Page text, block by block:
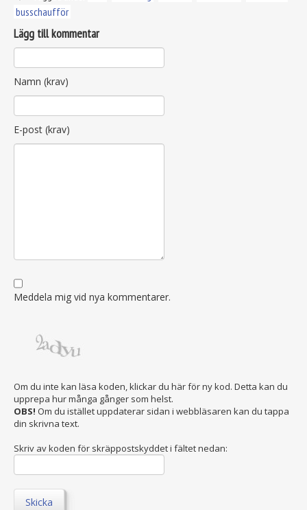
busschaufför
Lägg till kommentar
Namn (krav)
E-post (krav)
Meddela mig vid nya kommentarer.
Om du inte kan läsa koden, klickar du här för ny kod. Detta kan du
upprepa hur många gånger som helst.
OBS! Om du istället uppdaterar sidan i webbläsaren kan du tappa
din skrivna text.
Skriv av koden för skräppostskyddet i fältet nedan:
Skicka